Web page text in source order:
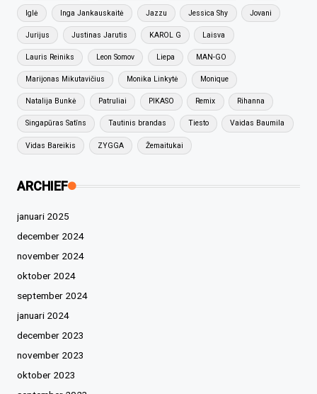
Iglė Inga Jankauskaitė Jazzu Jessica Shy Jovani
Jurijus Justinas Jarutis KAROL G Laisva
Lauris Reiniks Leon Somov Liepa MAN-GO
Marijonas Mikutavičius Monika Linkytė Monique
Natalija Bunkė Patruliai PIKASO Remix Rihanna
Singapūras Satīns Tautinis brandas Tiesto Vaidas Baumila
Vidas Bareikis ZYGGA Žemaitukai
ARCHIEF
januari 2025
december 2024
november 2024
oktober 2024
september 2024
januari 2024
december 2023
november 2023
oktober 2023